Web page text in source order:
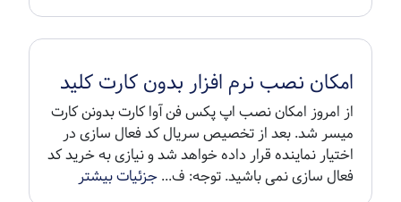
امکان نصب نرم افزار بدون کارت کلید
از امروز امکان نصب اپ پکس فن آوا کارت بدونن کارت
میسر شد. بعد از تخصیص سریال کد فعال سازی در
اختیار نماینده قرار داده خواهد شد و نیازی به خرید کد
فعال سازی نمی باشید. توجه: ف...جزئیات بیشتر